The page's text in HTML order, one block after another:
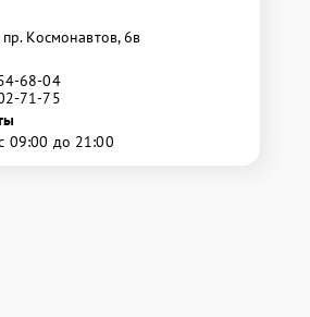
​пр. Космонавтов, 6в
68-04
71-75
09:00 до 21:00